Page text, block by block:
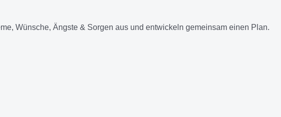
Wünsche, Ängste & Sorgen aus und entwickeln gemeinsam einen Plan.